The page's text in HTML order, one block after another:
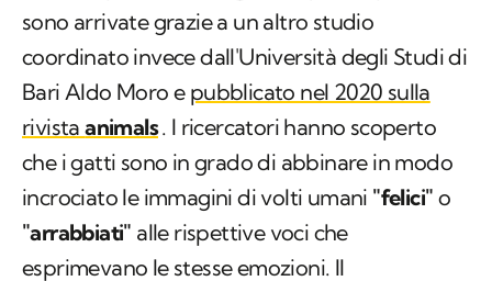
Ulteriori prove a sostegno di questa ipotesi
sono arrivate grazie a un altro studio
coordinato invece dall'Università degli Studi di
Bari Aldo Moro epubblicato nel 2020 sulla
rivistaanimals. I ricercatori hanno scoperto
che i gatti sono in grado di abbinare in modo
incrociato le immagini di volti umani
"arrabbiati"alle rispettive voci che